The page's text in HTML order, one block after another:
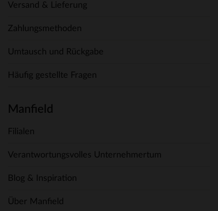
Versand & Lieferung
Zahlungsmethoden
Umtausch und Rückgabe
Häufig gestellte Fragen
Manfield
Filialen
Verantwortungsvolles Unternehmertum
Blog & Inspiration
Über Manfield